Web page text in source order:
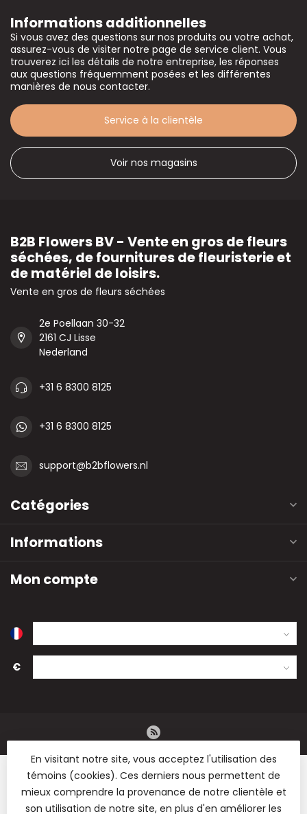
Informations additionnelles
Si vous avez des questions sur nos produits ou votre achat,
assurez-vous de visiter notre page de service client. Vous
trouverez ici les détails de notre entreprise, les réponses
aux questions fréquemment posées et les différentes
manières de nous contacter.
Service à la clientèle
Voir nos magasins
B2B Flowers BV - Vente en gros de fleurs
séchées, de fournitures de fleuristerie et
de matériel de loisirs.
Vente en gros de fleurs séchées
2e Poellaan 30-32
2161 CJ Lisse
Nederland
+31 6 8300 8125
+31 6 8300 8125
support@b2bflowers.nl
Catégories
Informations
Mon compte
€
En visitant notre site, vous acceptez l'utilisation des
témoins (cookies). Ces derniers nous permettent de
mieux comprendre la provenance de notre clientèle et
son utilisation de notre site, en plus d'en améliorer les